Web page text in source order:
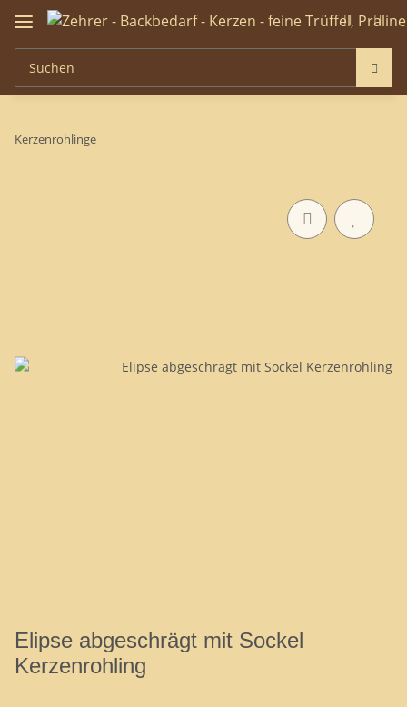
Kerzenrohlinge
Elipse abgeschrägt mit Sockel
Kerzenrohling